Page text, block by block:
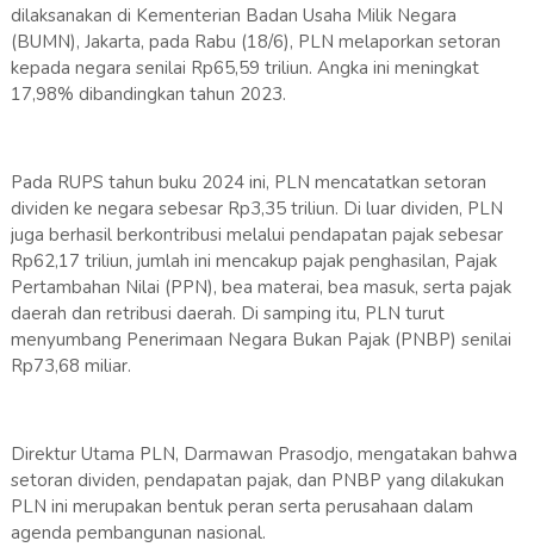
dilaksanakan di Kementerian Badan Usaha Milik Negara
(BUMN), Jakarta, pada Rabu (18/6), PLN melaporkan setoran
kepada negara senilai Rp65,59 triliun. Angka ini meningkat
17,98% dibandingkan tahun 2023.
Pada RUPS tahun buku 2024 ini, PLN mencatatkan setoran
dividen ke negara sebesar Rp3,35 triliun. Di luar dividen, PLN
juga berhasil berkontribusi melalui pendapatan pajak sebesar
Rp62,17 triliun, jumlah ini mencakup pajak penghasilan, Pajak
Pertambahan Nilai (PPN), bea materai, bea masuk, serta pajak
daerah dan retribusi daerah. Di samping itu, PLN turut
menyumbang Penerimaan Negara Bukan Pajak (PNBP) senilai
Rp73,68 miliar.
Direktur Utama PLN, Darmawan Prasodjo, mengatakan bahwa
setoran dividen, pendapatan pajak, dan PNBP yang dilakukan
PLN ini merupakan bentuk peran serta perusahaan dalam
agenda pembangunan nasional.